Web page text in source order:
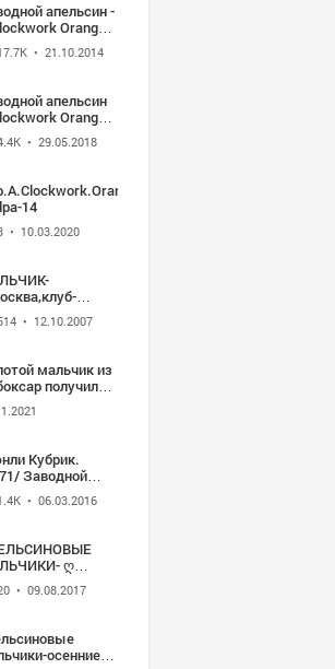
апельсин -
Orange
-
1971) Стэнли
• 21.10.2014
апельсин
Orange,
многоголосый
• 29.05.2018
14
• 10.03.2020
• 12.10.2007
мальчик из
получил
срок -
24
Кубрик.
Заводной
• 06.03.2016
ღ
МОНТАЖ• 09.08.2017
осенние